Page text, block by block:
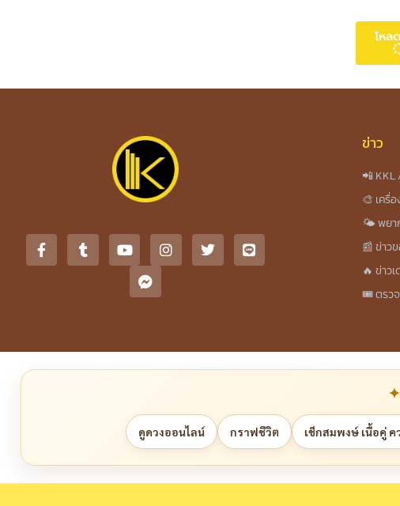
โหล
ข่าว
📲 KKL
🎨 เครื่
🌤️ พยา
📰 ข่าว
🔥 ข่าว
🎟️ ตรว
ดูดวงออนไลน์ กราฟชีวิต เช็กสมพงษ์ เนื้อคู่ ค